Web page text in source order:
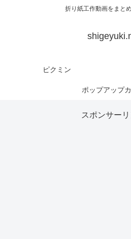
折り紙工作動画をまと
ピクミン
ポップアップ
スポンサーリ